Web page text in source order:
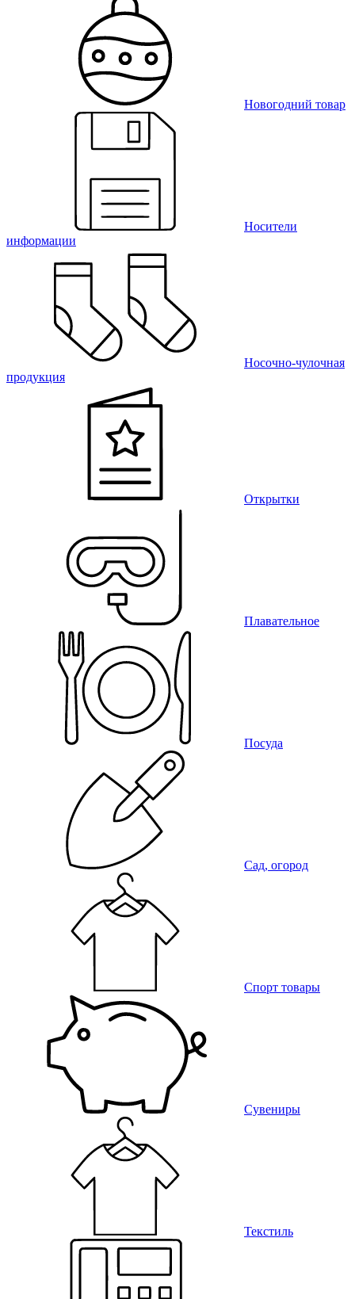
Новогодний товар
Носители
информации
Носочно-чулочная
продукция
Открытки
Плавательное
Посуда
Сад, огород
Спорт товары
Сувениры
Текстиль